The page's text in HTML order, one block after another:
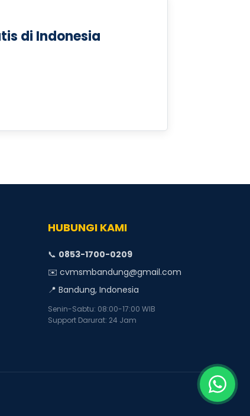
di Indonesia
HUBUNGI KAMI
📞 0853-1700-0209
✉️ cvmsmbandung@gmail.com
📍 Bandung, Indonesia
Senin-Sabtu: 08:00-17:00 WIB
Support Darurat: 24 Jam